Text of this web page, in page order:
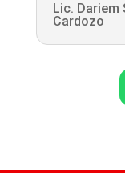
Lic. Dariem
Cardozo